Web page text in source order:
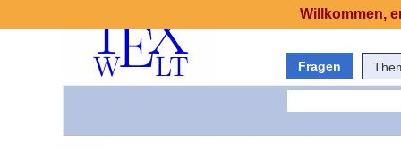
Fragen
Willkommen,